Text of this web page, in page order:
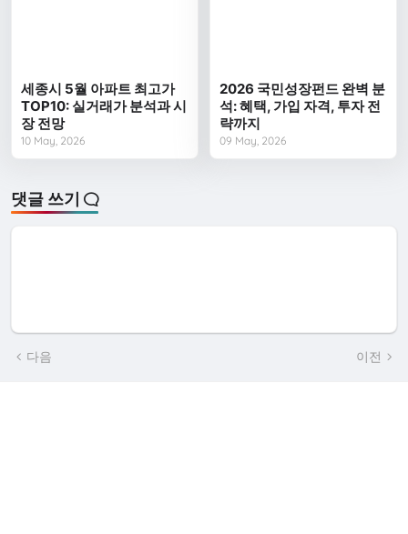
세종시 5월 아파트 최고가
TOP10: 실거래가 분석과 시
장 전망
10 May, 2026
2026 국민성장펀드 완벽 분
석: 혜택, 가입 자격, 투자 전
략까지
09 May, 2026
댓글 쓰기
다음 이전